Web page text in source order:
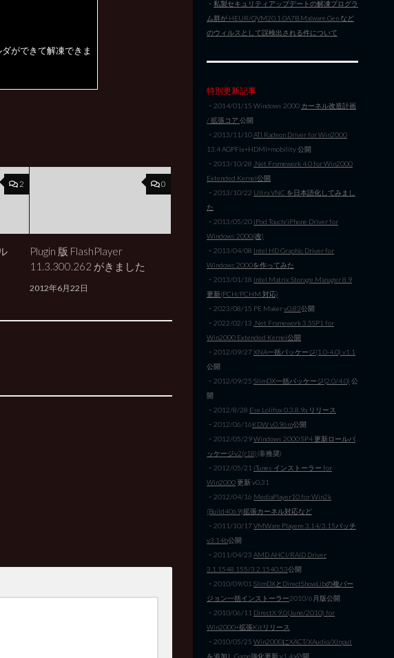
ができて解凍できま
2 0
Plugin 版 FlashPlayer
11.3.300.262 がきました
2012年6月22日
・ 私製セキュリティアップデートの解凍プログラ
ム群が HEUR/QVM20.1.0A7B.Malware.Gen など
のウィルスとして誤検出される件について
特別更新記事
・2014/01/15 Windows 2000 カーネル改造計画
/ 拡張コア 公開
・2013/11/10ATI Radeon Driver for Win2000
13.4 AGPFix+HDMI+mobility 公開
・2013/10/28 .Net Framework 4.0 for Win2000
Extended Kernel公開
・2013/10/22 Ultra VNC を日本語化してみまし
た
・2013/05/20 iPod Touch/iPhone Driver for
Windows 2000(改)
・2013/04/08 Intel HD Graphic Driver for
Windows 2000を作ってみた
・2013/01/18 Intel Matrix Storage Manager 8.9
更新(PCH/PCHM 対応)
・2023/08/15 PE Makerv0.83公開
・2022/02/13 .Net Framework 3.5SP1 for
Win2000 Extended Kernel公開
・2012/09/27XNA一括パッケージ(1.0-4.0) v1.1
公開
・2012/09/25 SlimDX一括パッケージ(2.0/4.0) 公
開
・2012/8/28 Ese Lolifox 0.3.8.9a リリース
・2012/06/16KDW v0.96m公開
・2012/05/29Windows 2000 SP4 更新ロールパ
ッケージv2(r18)(非推奨)
・2012/05/21 iTunes インストーラー for
Win2000更新 v0.31
・2012/04/16 MediaPlayer10 for Win2k
(Build4069)拡張カーネル対応など
・2011/10/17VMWare Playere 3.14/3.15パッチ
v3.14b公開
・2011/04/23 AMD AHCI/RAID Driver
3.1.1548.155/3.2.1540.53公開
・2010/09/01 SlimDXとDirectShowLibの複バー
ジョン一括インストーラー2010/6月版公開
・2010/06/11 DirectX 9.0(June/2010) for
Win2000+拡張Kitリリース
・2010/05/25 Win2000にXACT/XAudio/XInput
を追加しGame強化更新 v1.4a公開